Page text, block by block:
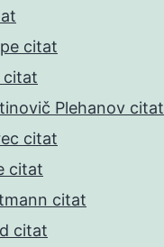
citat
citat
Plehanov citat
citat
citat
citat
citat